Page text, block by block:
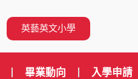
英藝英文小學
畢業動向 入學申請